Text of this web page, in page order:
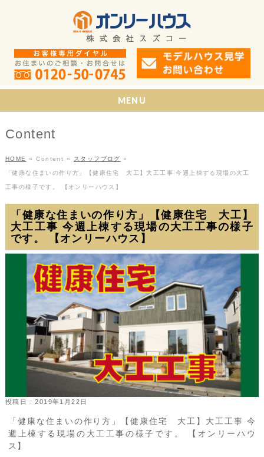
MENU
Content
HOME » Content » スタッフブログ »
「健康な住まいの作り方」【健康住宅 大工】大工工事 今週上棟する現場の大工
工事の様子です。 【オンリーハウス】
「健康な住まいの作り方」【健康住宅 大工】
大工工事 今週上棟する現場の大工工事の様子
です。 【オンリーハウス】
投稿日 : 2019年1月22日
「健康な住まいの作り方」【健康住宅 大工】大工工事 今
週上棟する現場の大工工事の様子です。 【オンリーハウ
ス】